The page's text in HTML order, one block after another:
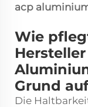
acp
Wie
Grund
Die